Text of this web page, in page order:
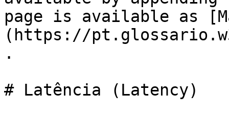
page is available as
(https://
.
# Latência (Latency)